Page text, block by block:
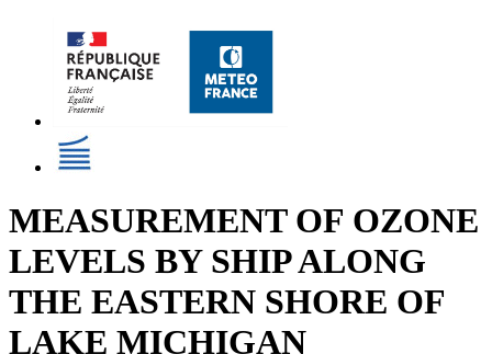
MEASUREMENT OF OZONE
LEVELS BY SHIP ALONG
THE EASTERN SHORE OF
LAKE MICHIGAN